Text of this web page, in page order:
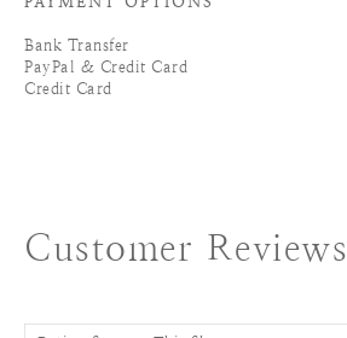
Bank Transfer
PayPal & Credit Card
Credit Card
Customer Reviews